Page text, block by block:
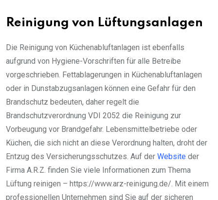
Reinigung von Lüftungsanlagen
Die Reinigung von Küchenabluftanlagen ist ebenfalls
aufgrund von Hygiene-Vorschriften für alle Betreibe
vorgeschrieben. Fettablagerungen in Küchenabluftanlagen
oder in Dunstabzugsanlagen können eine Gefahr für den
Brandschutz bedeuten, daher regelt die
Brandschutzverordnung VDI 2052 die Reinigung zur
Vorbeugung vor Brandgefahr. Lebensmittelbetriebe oder
Küchen, die sich nicht an diese Verordnung halten, droht der
Entzug des Versicherungsschutzes. Auf der Website der
Firma A.R.Z. finden Sie viele Informationen zum Thema
Lüftung reinigen – https://www.arz-reinigung.de/. Mit einem
professionellen Unternehmen sind Sie auf der sicheren